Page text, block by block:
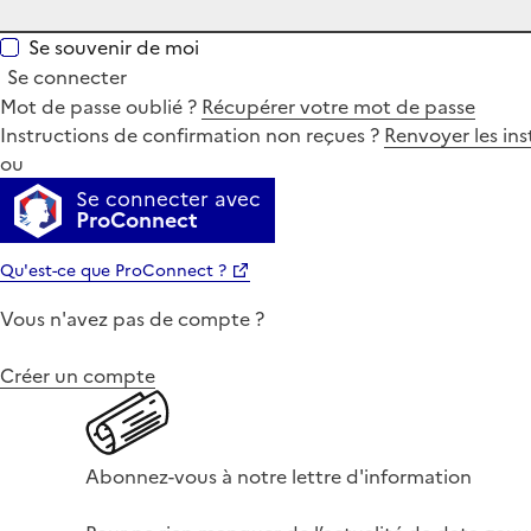
Se souvenir de moi
Se connecter
Mot de passe oublié ? Récupérer votre mot de passe
Instructions de confirmation non reçues ? Renvoyer les
ou
Se connecter avec
ProConnect
Qu'est-ce que ProConnect ?
Vous n'avez pas de compte ?
Créer un compte
Abonnez-vous à notre lettre d'information